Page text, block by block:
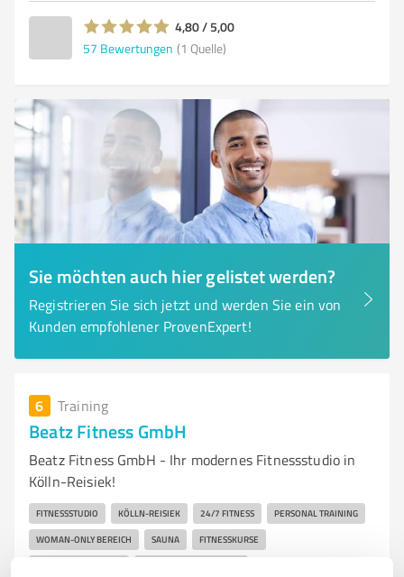
4,80 / 5,00
57 Bewertungen (1 Quelle)
Sie möchten auch hier gelistet werden?
Registrieren Sie sich jetzt und werden Sie ein von
Kunden empfohlener ProvenExpert!
6 Training
Beatz Fitness GmbH
Beatz Fitness GmbH - Ihr modernes Fitnessstudio in
Kölln-Reisiek!
FITNESSSTUDIO KÖLLN-REISIEK 24/7 FITNESS PERSONAL TRAINING
WOMAN-ONLY BEREICH SAUNA FITNESSKURSE